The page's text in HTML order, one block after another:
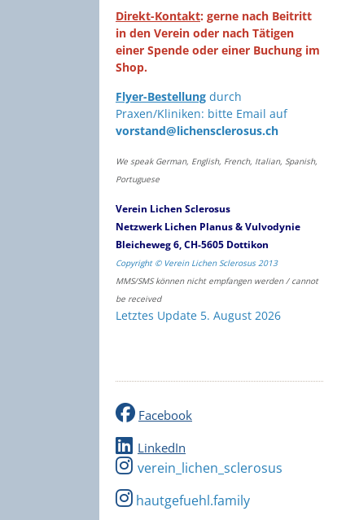
Direkt-Kontakt: gerne nach Beitritt
in den Verein oder nach Tätigen
einer Spende oder einer Buchung im
Shop.
Flyer-Bestellung durch
Praxen/Kliniken: bitte Email auf
vorstand@lichensclerosus.ch
We speak German, English, French, Italian, Spanish,
Portuguese
Verein Lichen Sclerosus
Netzwerk Lichen Planus & Vulvodynie
Bleicheweg 6, CH-5605 Dottikon
Copyright © Verein Lichen Sclerosus 2013
MMS/SMS können nicht empfangen werden / cannot
be received
Letztes Update 5. August 2026
Facebook
LinkedIn
verein_lichen_sclerosus
hautgefuehl.family